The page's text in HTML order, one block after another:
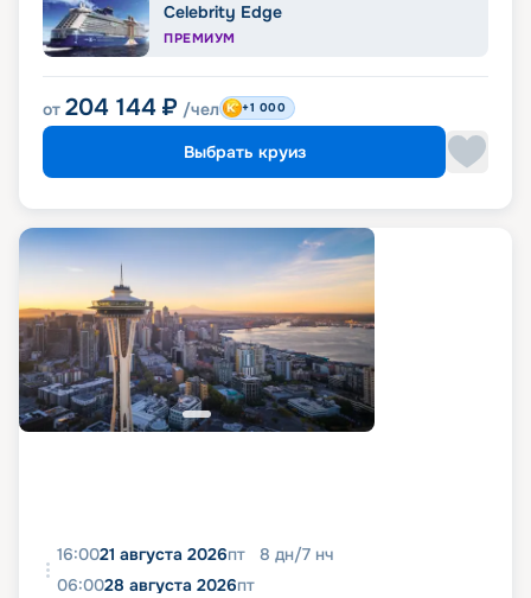
Celebrity Edge
ПРЕМИУМ
от 204 144 ₽ /чел +1 000
Выбрать круиз
16:0021 августа 2026пт 8 дн/7 нч
06:0028 августа 2026пт